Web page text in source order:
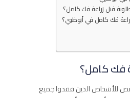
قبل زراعة فك كامل؟
فك كامل في أبوظبي؟
فك كامل؟
للأشخاص الذين فقدوا جميع